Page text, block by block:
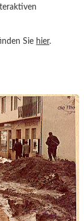
Sie hier.